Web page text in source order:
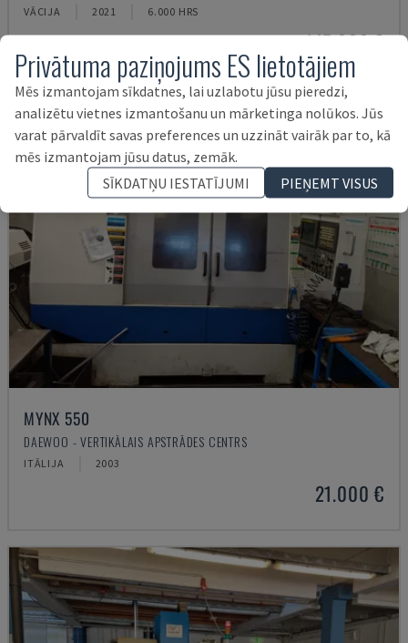
VĀCIJA 2021 6.000 HRS
145.000 €
MYNX 550
DAEWOO - VERTIKĀLAIS APSTRĀDES CENTRS
ITĀLIJA 2003
21.000 €
Privātuma paziņojums ES lietotājiem
Mēs izmantojam sīkdatnes, lai uzlabotu jūsu pieredzi,
analizētu vietnes izmantošanu un mārketinga nolūkos. Jūs
varat pārvaldīt savas preferences un uzzināt vairāk par to, kā
mēs izmantojam jūsu datus, zemāk.
SĪKDATŅU IESTATĪJUMI
PIEŅEMT VISUS